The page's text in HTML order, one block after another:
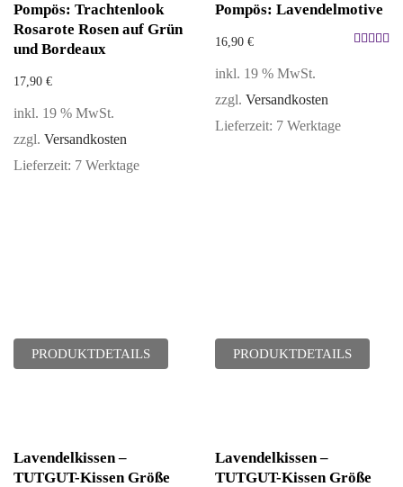
Pompös: Trachtenlook
Rosarote Rosen auf Grün
und Bordeaux
17,90 €
inkl. 19 % MwSt.
zzgl. Versandkosten
Lieferzeit: 7 Werktage
PRODUKTDETAILS
Pompös: Lavendelmotive
16,90 €
inkl. 19 % MwSt.
zzgl. Versandkosten
Lieferzeit: 7 Werktage
PRODUKTDETAILS
Lavendelkissen –
TUTGUT-Kissen Größe
Lavendelkissen –
TUTGUT-Kissen Größe